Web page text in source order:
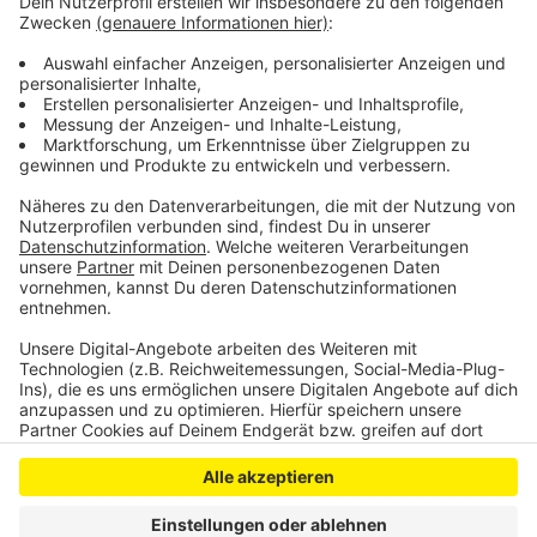
Anzeige
Guido ist aktuell auch auf Tour mit seinem Programm
"Komische Zeiten" -Hier gibt es alle Infos
Anzeige
Anzeige